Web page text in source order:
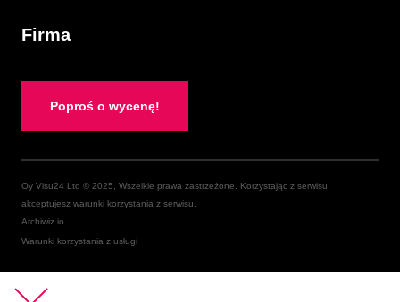
Firma
Poproś o wycenę!
Oy Visu24 Ltd © 2025, Wszelkie prawa zastrzeżone. Korzystając z serwisu
akceptujesz warunki korzystania z serwisu.
Archiwiz.io
Warunki korzystania z usługi